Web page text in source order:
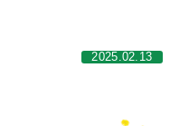
2025.02.13